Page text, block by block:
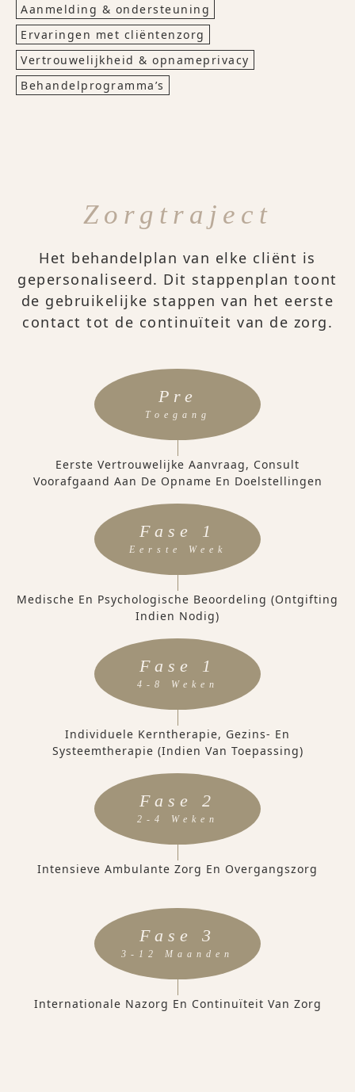
Aanmelding & ondersteuning
Ervaringen met cliëntenzorg
Vertrouwelijkheid & opnameprivacy
Behandelprogramma’s
Zorgtraject
Het behandelplan van elke cliënt is
gepersonaliseerd. Dit stappenplan toont
de gebruikelijke stappen van het eerste
contact tot de continuïteit van de zorg.
Pre
Toegang
Eerste Vertrouwelijke Aanvraag, Consult
Voorafgaand Aan De Opname En Doelstellingen
Fase 1
Eerste Week
Medische En Psychologische Beoordeling (ontgifting
Indien Nodig)
Fase 1
4-8 Weken
Individuele Kerntherapie, Gezins- En
Systeemtherapie (indien Van Toepassing)
Fase 2
2-4 Weken
Intensieve Ambulante Zorg En Overgangszorg
Fase 3
3-12 Maanden
Internationale Nazorg En Continuïteit Van Zorg